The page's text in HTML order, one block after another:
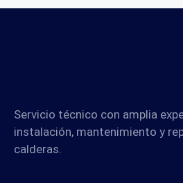
Servicio técnico con amplia
instalación, mantenimiento y
calderas.